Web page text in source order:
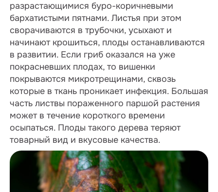
разрастающимися буро-коричневыми
бархатистыми пятнами. Листья при этом
сворачиваются в трубочки, усыхают и
начинают крошиться, плоды останавливаются
в развитии. Если гриб оказался на уже
покрасневших плодах, то вишенки
покрываются микротрещинами, сквозь
которые в ткань проникает инфекция. Большая
часть листвы пораженного паршой растения
может в течение короткого времени
осыпаться. Плоды такого дерева теряют
товарный вид и вкусовые качества.